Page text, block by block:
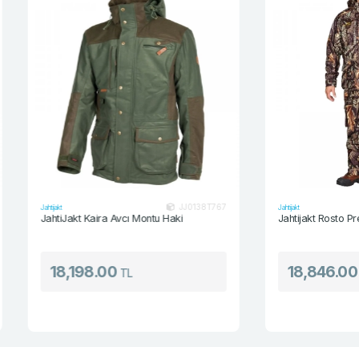
Jahtijakt JJ0138T767
JahtiJakt Kaira Avcı Montu Haki
18,198.00TL
Jahtijakt
Jahtijakt Rosto
18,846.00TL